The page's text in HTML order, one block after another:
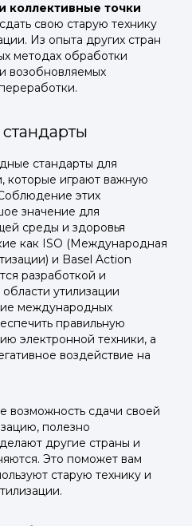
коллективные точки
свою старую технику
Из опыта других стран
методах обработки
возобновляемых
стандарты для
которые играют важную
этих
значение для
среды и здоровья
как ISO (Международная
и Basel Action
разработкой и
утилизации
международных
правильную
электронной техники, а
воздействие на
возможность сдачи своей
полезно
другие страны и
Это поможет вам
старую технику и